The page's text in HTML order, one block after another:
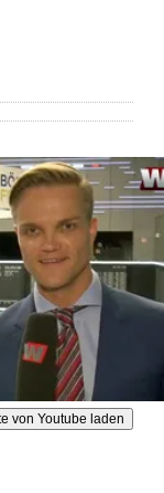
werden
von Youtube laden